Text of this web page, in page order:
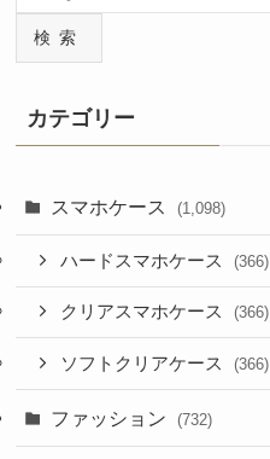
検索
カテゴリー
スマホケース (1,098)
ハードスマホケース (366)
クリアスマホケース (366)
ソフトクリアケース (366)
ファッション (732)